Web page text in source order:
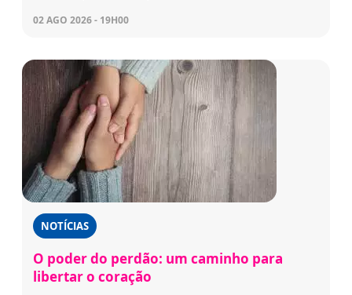
02 AGO 2026 - 19H00
NOTÍCIAS
O poder do perdão: um caminho para
libertar o coração